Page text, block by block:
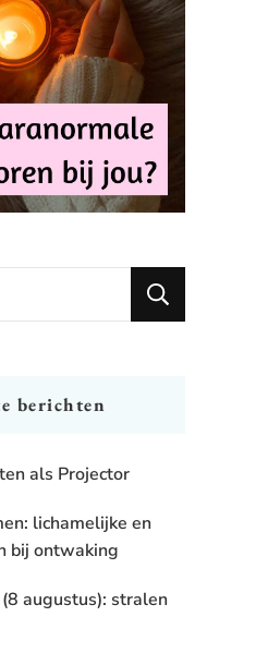
berichten
als Projector
lichamelijke en
bij ontwaking
augustus): stralen